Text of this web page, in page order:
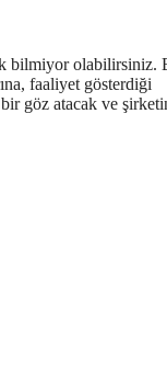
bilmiyor olabilirsiniz.
faaliyet gösterdiği
göz atacak ve